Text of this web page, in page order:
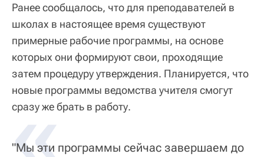
Ранее сообщалось, что для преподавателей в
школах в настоящее время существуют
примерные рабочие программы, на основе
которых они формируют свои, проходящие
затем процедуру утверждения. Планируется, что
новые программы ведомства учителя смогут
сразу же брать в работу.
«
"Мы эти программы сейчас завершаем до